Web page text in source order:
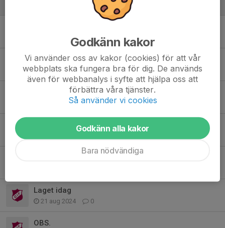
0
14 sep 2024 0
En ändring...
13 sep 2024 0
Match Lördag
13 sep 2024 0
Match måndag
Bättre och bättre dag för dag
Laget idag
21 aug 2024 0
OBS.
Godkänn kakor
Vi använder oss av kakor (cookies) för att vår
webbplats ska fungera bra för dig. De används
även för webbanalys i syfte att hjälpa oss att
förbättra våra tjänster.
Så använder vi cookies
Godkänn alla kakor
Bara nödvändiga